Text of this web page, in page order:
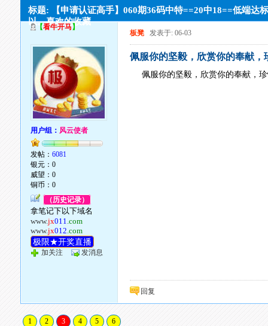
标题: 【申请认证高手】060期36码中特==20中18==低端达
以。喜欢的收藏
【看牛开马】
用户组： 风云使者
发帖：6081
银元：0
威望：0
铜币：0
（历史记录）
拿笔记下以下域名
www.jx011.com
www.jx012.com
极限★开奖直播
加关注 发消息
板凳 发表于: 06-03
佩服你的坚毅，欣赏你的奉献，
佩服你的坚毅，欣赏你的奉献，
回复
1 2 3 4 5 6